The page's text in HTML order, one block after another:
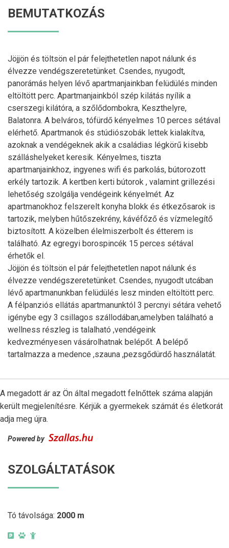
BEMUTATKOZÁS
Jöjjön és töltsön el pár felejthetetlen napot nálunk és
élvezze vendégszeretetünket. Csendes, nyugodt,
panorámás helyen lévő apartmanjainkban felüdülés minden
eltöltött perc. Apartmanjainkból szép kilátás nyílik a
cserszegi kilátóra, a szőlődombokra, Keszthelyre,
Balatonra. A belváros, tófürdő kényelmes 10 perces sétával
elérhető. Apartmanok és stúdiószobák lettek kialakítva,
azoknak a vendégeknek akik a családias légkörű kisebb
szálláshelyeket keresik. Kényelmes, tiszta
apartmanjainkhoz, ingyenes wifi és parkolás, bútorozott
erkély tartozik. A kertben kerti bútorok , valamint grillezési
lehetőség szolgálja vendégeink kényelmét. Az
apartmanokhoz felszerelt konyha blokk és étkezősarok is
tartozik, melyben hűtőszekrény, kávéfőző és vízmelegítő
biztosított. A közelben élelmiszerbolt és étterem is
található. Az egregyi borospincék 15 perces sétával
érhetők el.
Jöjjön és töltsön el pár felejthetetlen napot nálunk és
élvezze vendégszeretetünket. Csendes, nyugodt utcában
lévő apartmanunkban felüdülés lesz minden eltöltött perc.
A félpanziós ellátás apartmanunktól 3 percnyi sétára vehető
igénybe egy 3 csillagos szállodában,amelyben található a
wellness részleg is talalható ,vendégeink
kedvezményesen vásárolhatnak belépőt. A belépő
tartalmazza a medence ,szauna ,pezsgődürdő használatát.
A megadott ár az Ön által megadott felnőttek száma alapján
került megjelenítésre. Kérjük a gyermekek számát és életkorát
adja meg újra.
Powered by
SZOLGÁLTATÁSOK
Tó távolsága: 2000 m